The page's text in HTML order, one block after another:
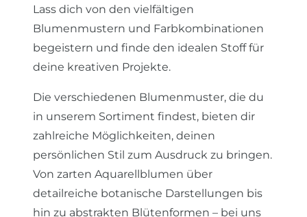
Lass dich von den vielfältigen
Blumenmustern und Farbkombinationen
begeistern und finde den idealen Stoff für
deine kreativen Projekte.
Die verschiedenen Blumenmuster, die du
in unserem Sortiment findest, bieten dir
zahlreiche Möglichkeiten, deinen
persönlichen Stil zum Ausdruck zu bringen.
Von zarten Aquarellblumen über
detailreiche botanische Darstellungen bis
hin zu abstrakten Blütenformen – bei uns